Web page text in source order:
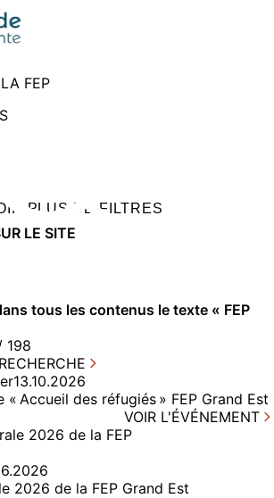
FEP
3 caractères pour lancer la recherche
PLUS DE FILTRES
LE SITE
caractères pour lancer la recherche
tous les contenus le texte « FEP
198
13.10.2026
Accueil des réfugiés » FEP Grand Est
VOIR L'ÉVÉNEMENT
2026 de la FEP Grand Est